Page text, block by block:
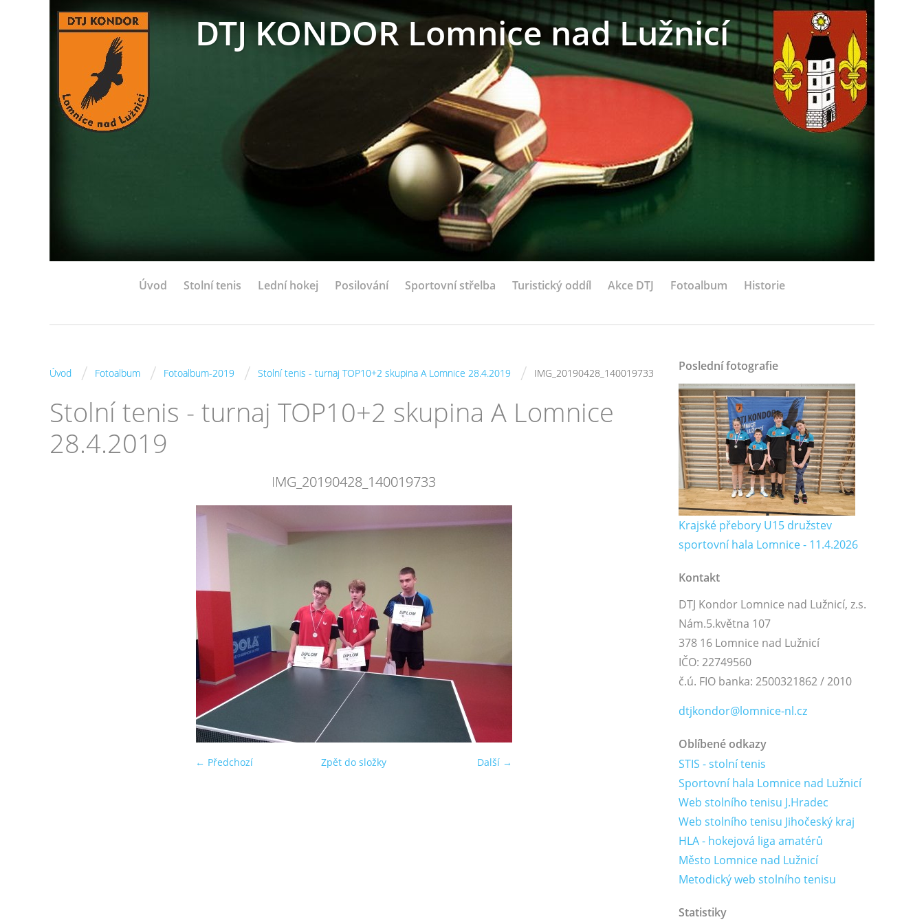
DTJ KONDOR Lomnice nad Lužnicí
Úvod Stolní tenis Lední hokej Posilování Sportovní střelba Turistický oddíl Akce DTJ Fotoalbum Historie
Úvod / Fotoalbum / Fotoalbum-2019 / Stolní tenis - turnaj TOP10+2 skupina A Lomnice 28.4.2019 / IMG_20190428_140019733
Stolní tenis - turnaj TOP10+2 skupina A Lomnice
28.4.2019
IMG_20190428_140019733
← Předchozí Další →
Zpět do složky
Poslední fotografie
Krajské přebory U15 družstev
sportovní hala Lomnice - 11.4.2026
Kontakt
DTJ Kondor Lomnice nad Lužnicí, z.s.
Nám.5.května 107
378 16 Lomnice nad Lužnicí
IČO: 22749560
č.ú. FIO banka: 2500321862 / 2010
dtjkondor@lomnice-nl.cz
Oblíbené odkazy
STIS - stolní tenis
Sportovní hala Lomnice nad Lužnicí
Web stolního tenisu J.Hradec
Web stolního tenisu Jihočeský kraj
HLA - hokejová liga amatérů
Město Lomnice nad Lužnicí
Metodický web stolního tenisu
Statistiky